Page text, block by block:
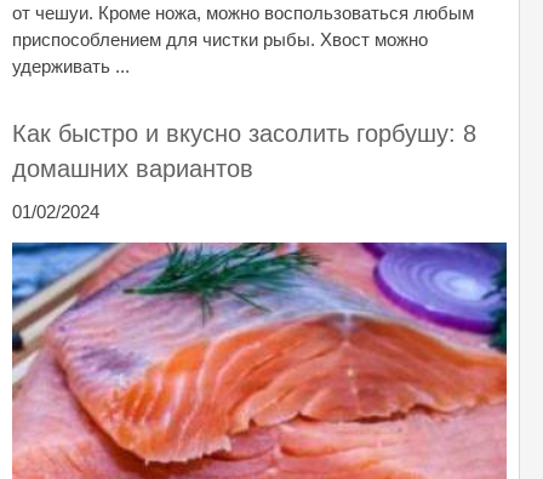
от чешуи. Кроме ножа, можно воспользоваться любым
приспособлением для чистки рыбы. Хвост можно
удерживать ...
Как быстро и вкусно засолить горбушу: 8
домашних вариантов
01/02/2024